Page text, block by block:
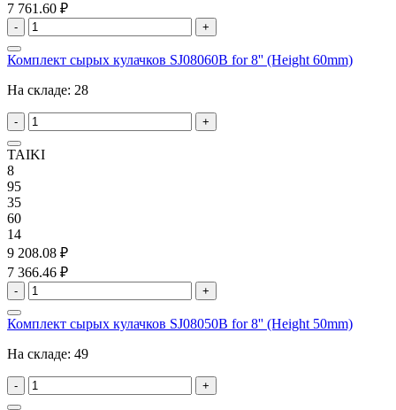
7 761.60 ₽
- +
Комплект сырых кулачков SJ08060B for 8'' (Height 60mm)
На складе: 28
- +
TAIKI
8
95
35
60
14
9 208.08 ₽
7 366.46 ₽
- +
Комплект сырых кулачков SJ08050B for 8'' (Height 50mm)
На складе: 49
- +